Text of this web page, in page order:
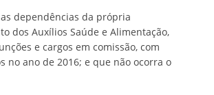
dependências da própria
dos Auxílios Saúde e Alimentação,
e cargos em comissão, com
no ano de 2016; e que não ocorra o